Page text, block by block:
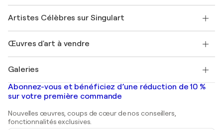
Rejoignez notre programme commercial
Mon compte
+33 1 76 44 06 42
Magazine Singulart
Emplois
Découvrez une sélection d'art original
Se connecter en tant qu'Artiste
Artistes Célèbres sur Singulart
Marc Chagall
Banksy
Mr. Brainwash
Shepard Fairey
Œuvres d'art à vendre
Tableaux abstraits à vendre
Peintures de paysage
Estampes
Peintures acryliques
Galeries
Galeries d'art en France
Galeries d'art en Belgique
Abonnez-vous et bénéficiez d’une réduction de 10 %
sur votre première commande
Nouvelles œuvres, coups de cœur de nos conseillers,
fonctionnalités exclusives.